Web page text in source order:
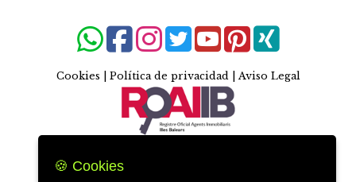
Cookies Política de privacidad Aviso Legal
🍪 Cookies